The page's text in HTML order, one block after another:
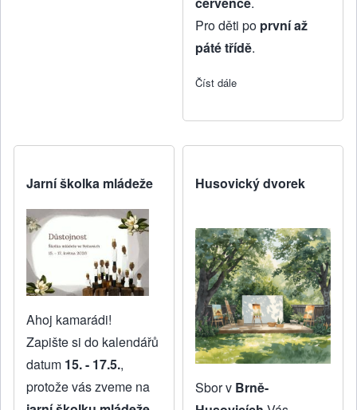
Pro děti po první až
páté třídě.
Číst dále
Jarní školka mládeže
Ahoj kamarádi!
Zapište si do kalendářů
datum 15. - 17.5.,
protože vás zveme na
Husovický dvorek
Sbor v Brně-